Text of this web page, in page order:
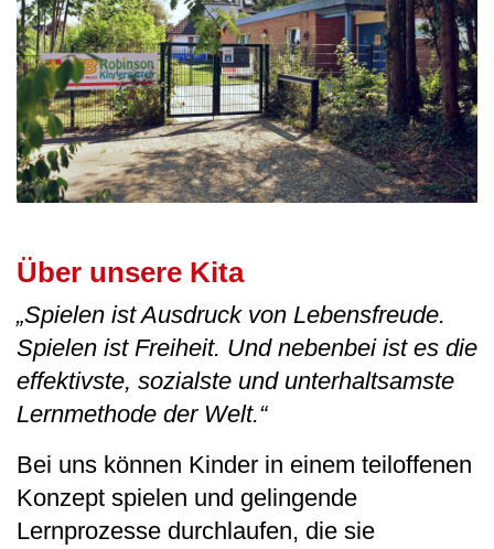
Über unsere Kita
„Spielen ist Ausdruck von Lebensfreude.
Spielen ist Freiheit. Und nebenbei ist es die
effektivste, sozialste und unterhaltsamste
Lernmethode der Welt.“
Bei uns können Kinder in einem teiloffenen
Konzept spielen und gelingende
Lernprozesse durchlaufen, die sie